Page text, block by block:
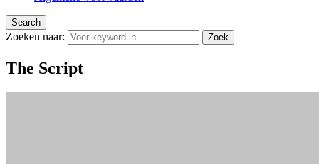
Search
Zoeken naar: Zoek
The Script